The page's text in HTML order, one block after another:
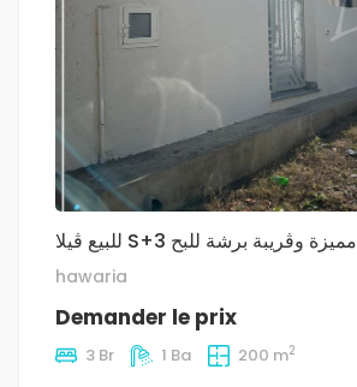
للبيع ڤيلا S+3 مميزة وڨريبة برشة للبح
hawaria
Demander le prix
3 Br 1 Ba 200 m2